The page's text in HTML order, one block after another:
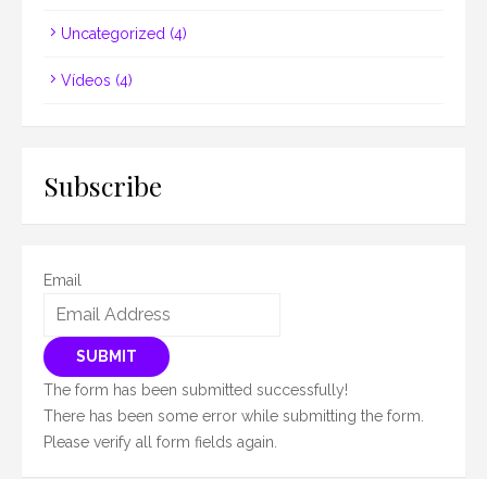
Uncategorized (4)
Vídeos (4)
Subscribe
Email
SUBMIT
The form has been submitted successfully!
There has been some error while submitting the form.
Please verify all form fields again.